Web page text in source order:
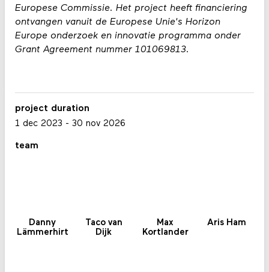
Europese Commissie. Het project heeft financiering
ontvangen vanuit de Europese Unie's Horizon
Europe onderzoek en innovatie programma onder
Grant Agreement nummer 101069813.
project duration
1 dec 2023 - 30 nov 2026
team
Danny
Lämmerhirt
Taco van
Dijk
Max
Kortlander
Aris Ham